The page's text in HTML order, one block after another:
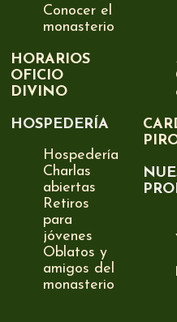
Conocer el
monasterio
HORARIOS
OFICIO
DIVINO
HOSPEDERÍA
Hospedería
Charlas
abiertas
Retiros
para
jóvenes
Oblatos y
amigos del
monasterio